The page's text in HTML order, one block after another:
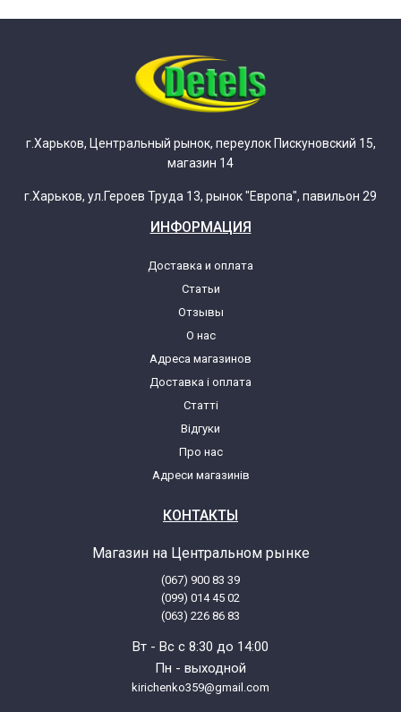
г.Харьков, Центральный рынок, переулок Пискуновский 15,
магазин 14
г.Харьков, ул.Героев Труда 13, рынок "Европа", павильон 29
ИНФОРМАЦИЯ
Доставка и оплата
Статьи
Отзывы
О нас
Адреса магазинов
Доставка і оплата
Статті
Відгуки
Про нас
Адреси магазинів
КОНТАКТЫ
Магазин на Центральном рынке
(067) 900 83 39
(099) 014 45 02
(063) 226 86 83
Вт - Вс с 8:30 до 14:00
Пн - выходной
kirichenko359@gmail.com